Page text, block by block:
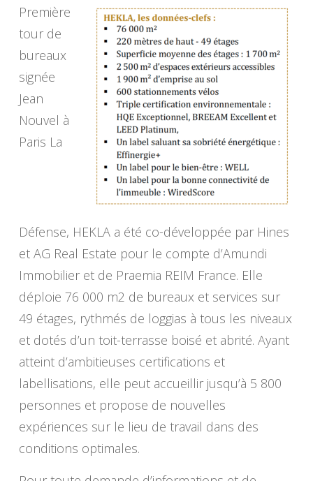
Première
tour de
bureaux
signée
Jean
Nouvel à
Paris La
Défense, HEKLA a été co-développée par Hines
et AG Real Estate pour le compte d’Amundi
Immobilier et de Praemia REIM France. Elle
déploie 76 000 m2 de bureaux et services sur
49 étages, rythmés de loggias à tous les niveaux
et dotés d’un toit-terrasse boisé et abrité. Ayant
atteint d’ambitieuses certifications et
labellisations, elle peut accueillir jusqu’à 5 800
personnes et propose de nouvelles
expériences sur le lieu de travail dans des
conditions optimales.